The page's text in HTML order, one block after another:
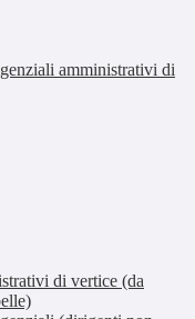
amministrativi di
di vertice (da